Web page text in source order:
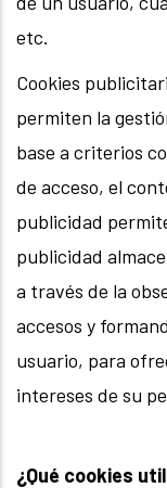
etc.
Cookies
permiten la
base a criterios
de acceso, el
publicidad
publicidad
a través de la
accesos y
usuario, para
intereses de su
¿Qué cookies